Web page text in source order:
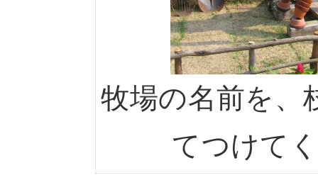
牧場の名前を、
てつけて